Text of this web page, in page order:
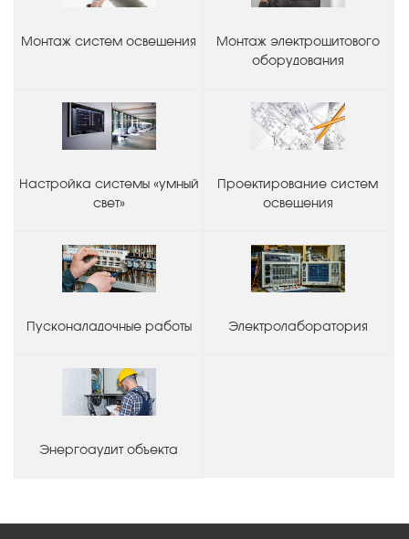
Монтаж систем освещения
Монтаж электрощитового
оборудования
Настройка системы «умный
свет»
Проектирование систем
освещения
Пусконаладочные работы Электролаборатория
Энергоаудит объекта